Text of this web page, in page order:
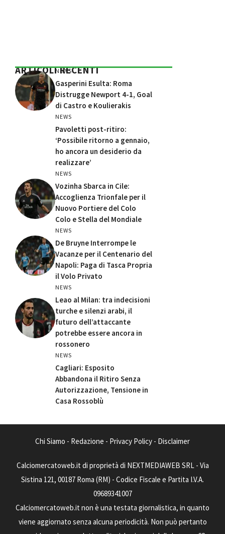
ARTICOLI RECENTI
NEWS
Gasperini Esulta: Roma
Distrugge Newport 4-1, Goal
di Castro e Koulierakis
NEWS
Pavoletti post-ritiro:
‘Possibile ritorno a gennaio,
ho ancora un desiderio da
realizzare’
NEWS
Vozinha Sbarca in Cile:
Accoglienza Trionfale per il
Nuovo Portiere del Colo
Colo e Stella del Mondiale
NEWS
De Bruyne Interrompe le
Vacanze per il Centenario del
Napoli: Paga di Tasca Propria
il Volo Privato
NEWS
Leao al Milan: tra indecisioni
turche e silenzi arabi, il
futuro dell’attaccante
potrebbe essere ancora in
rossonero
NEWS
Cagliari: Esposito
Abbandona il Ritiro Senza
Autorizzazione, Tensione in
Casa Rossoblù
Chi Siamo - Redazione - Privacy Policy - Disclaimer
Calciomercatoweb.it di proprietà di NEXTMEDIAWEB SRL - Via
Sistina 121, 00187 Roma (RM) - Codice Fiscale e Partita I.V.A.
09689341007
Calciomercatoweb.it non è una testata giornalistica, in quanto
viene aggiornato senza alcuna periodicità. Non può pertanto